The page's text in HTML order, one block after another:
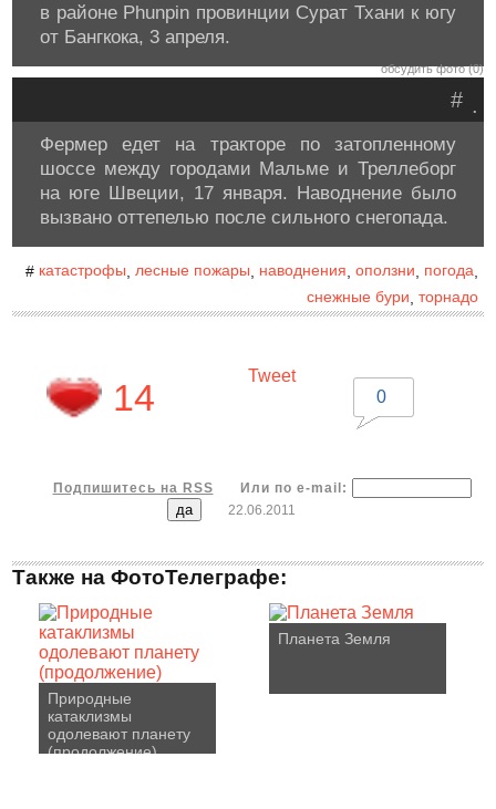
в районе Phunpin провинции Сурат Тхани к югу
от Бангкока, 3 апреля.
обсудить фото (0)
.
#
Фермер едет на тракторе по затопленному
шоссе между городами Мальме и Треллеборг
на юге Швеции, 17 января. Наводнение было
вызвано оттепелью после сильного снегопада.
# катастрофы лесные пожары наводнения оползни погода,
снежные бури торнадо
14
Tweet
0
Подпишитесь на RSS
Или по e-mail:
22.06.2011
Также на ФотоТелеграфе:
Природные
катаклизмы
одолевают планету
(продолжение)
Планета Земля